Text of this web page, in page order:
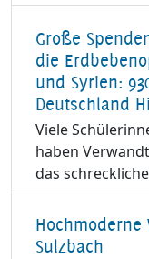
Große
die
und Syrien:
Deutschland
Viele
haben
das
Hochmoderne
Sulzbach